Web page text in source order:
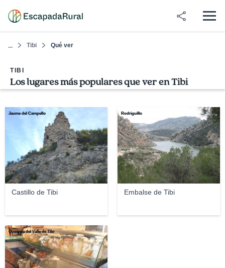
... Tibi Qué ver
TIBI
Los lugares más populares que ver en Tibi
Castillo de Tibi
Jaume del Campello
Embalse de Tibi
Rodriguillo
Quesería del Valle de Tibi